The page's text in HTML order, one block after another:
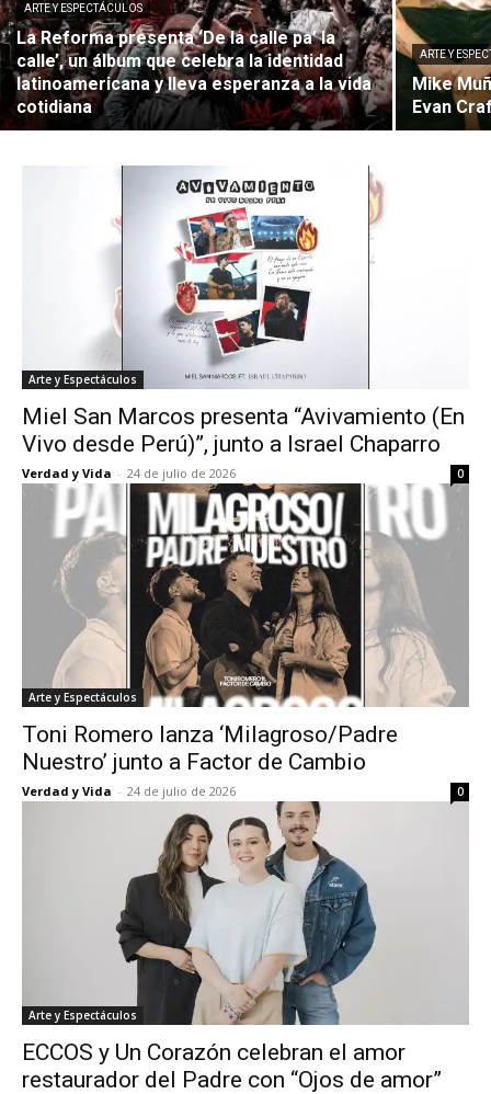
ARTE Y ESPECTÁCULOS
La Reforma presenta ‘De la calle pa’ la
calle’, un álbum que celebra la identidad
latinoamericana y lleva esperanza a la vida
cotidiana
ARTE Y
Mike
Evan
Arte y Espectáculos
Miel San Marcos presenta “Avivamiento (En
Vivo desde Perú)”, junto a Israel Chaparro
Verdad y Vida - 24 de julio de 2026 0
Arte y Espectáculos
Toni Romero lanza ‘Milagroso/Padre
Nuestro’ junto a Factor de Cambio
Verdad y Vida - 24 de julio de 2026 0
Arte y Espectáculos
ECCOS y Un Corazón celebran el amor
restaurador del Padre con “Ojos de amor”